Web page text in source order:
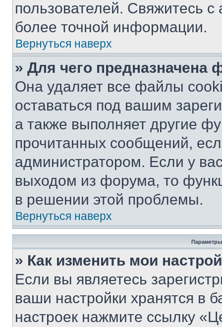
пользователей. Свяжитесь
более точной информации.
Вернуться наверх
» Для чего предназначена
Она удаляет все файлы
оставаться под вашим
а также выполняет другие
прочитанных сообщений,
администратором. Если у
выходом из форума, то
в решении этой проблемы.
Вернуться наверх
Параметры
» Как изменить мои
Если вы являетесь
ваши настройки хранятся в
настроек нажмите ссылку